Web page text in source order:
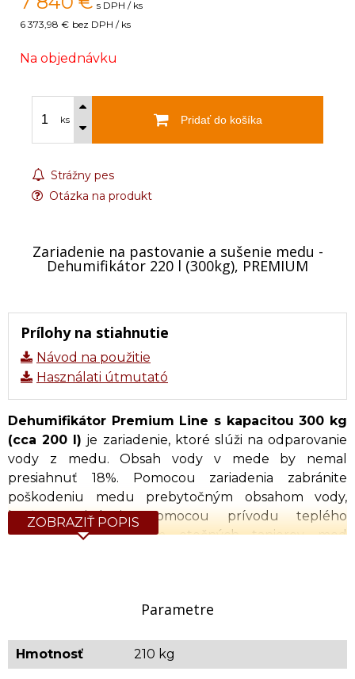
s DPH / ks
6 373,98 € bez DPH / ks
Na objednávku
ks Pridať do košíka
Strážny pes
Otázka na produkt
Zariadenie na pastovanie a sušenie medu -
Dehumifikátor 220 l (300kg), PREMIUM
Prílohy na stiahnutie
Návod na použitie
Használati útmutató
Dehumifikátor Premium Line s kapacitou 300 kg
(cca 200 l) je zariadenie, ktoré slúži na odparovanie
vody z medu. Obsah vody v mede by nemal
presiahnuť 18%. Pomocou zariadenia zabránite
poškodeniu medu prebytočným obsahom vody,
keďže zariadenie pomocou prívodu teplého
vzduchu a rotovaním otočných tanierov med
Motor: 550 W
Priemer tanierov: o620 mm
ZOBRAZIŤ POPIS
Parametre
Hmotnosť 210 kg